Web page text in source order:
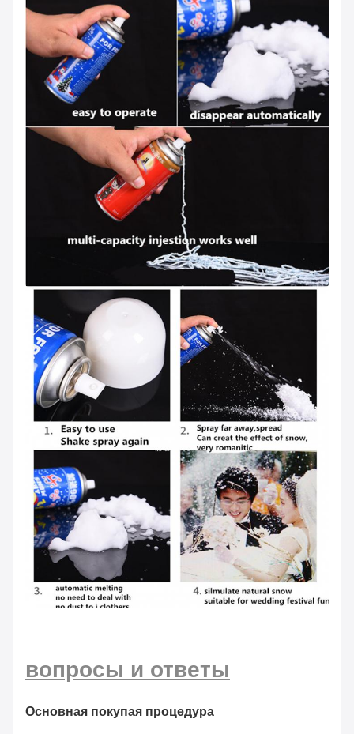
вопросы и ответы
Основная покупая процедура